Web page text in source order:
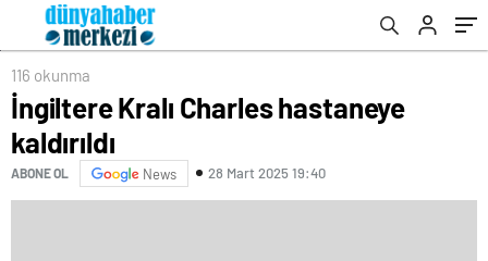
116 okunma
İngiltere Kralı Charles hastaneye
kaldırıldı
ABONE OL News 28 Mart 2025 19:40